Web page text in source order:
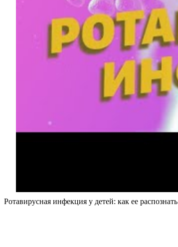
Ротавирусная инфекция у детей: как ее распознать